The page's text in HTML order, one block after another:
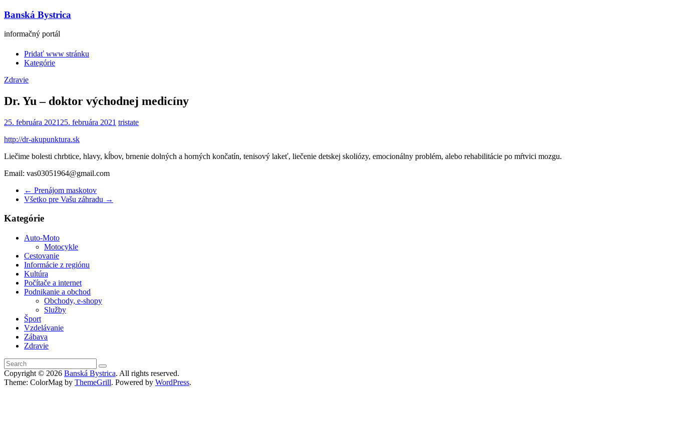
Banská Bystrica
informačný portál
Pridať www stránku
Kategórie
Zdravie
Dr. Yu – doktor východnej medicíny
25. februára 2021 25. februára 2021 tristate
http://dr-akupunktura.sk
Liečime bolesti chrbtice, hlavy, kĺbov, brnenie dolných a horných končatín, tenisový lakeť, liečenie detskej skoliózy, emocionálny problém, alebo rehabilitácie po mŕtvici mozgu.
Email: vas03051964@gmail.com
← Prenájom maskotov
Všetko pre Vašu záhradu →
Kategórie
Auto-Moto
Motocykle
Cestovanie
Informácie z regiónu
Kultúra
Počítače a internet
Podnikanie a obchod
Obchody, e-shopy
Služby
Šport
Vzdelávanie
Zábava
Zdravie
Copyright © 2026 Banská Bystrica. All rights reserved.
Theme: ColorMag by ThemeGrill. Powered by WordPress.